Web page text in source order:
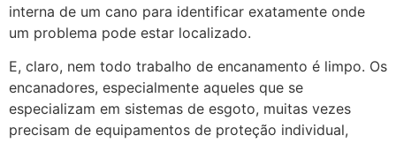
interna de um cano para identificar exatamente onde
um problema pode estar localizado.
E, claro, nem todo trabalho de encanamento é limpo. Os
encanadores, especialmente aqueles que se
especializam em sistemas de esgoto, muitas vezes
precisam de equipamentos de proteção individual,